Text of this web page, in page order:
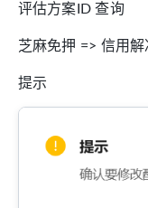
评估方案ID 查询
芝麻免押 => 信用
提示